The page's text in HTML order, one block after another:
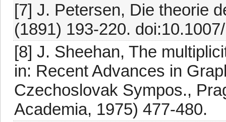
[7] J. Petersen, Die theorie
(1891) 193-220.
[8] J. Sheehan, The
in: Recent Advances in
Czechoslovak Sympos.,
Academia, 1975) 477-480.